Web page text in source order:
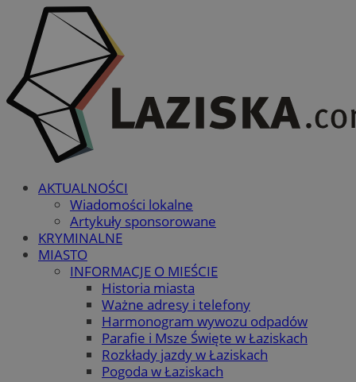
AKTUALNOŚCI
Wiadomości lokalne
Artykuły sponsorowane
KRYMINALNE
MIASTO
INFORMACJE O MIEŚCIE
Historia miasta
Ważne adresy i telefony
Harmonogram wywozu odpadów
Parafie i Msze Święte w Łaziskach
Rozkłady jazdy w Łaziskach
Pogoda w Łaziskach